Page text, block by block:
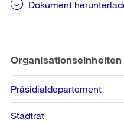
Dokument
Organisationseinheiten
Präsidialdepartement
Stadtrat